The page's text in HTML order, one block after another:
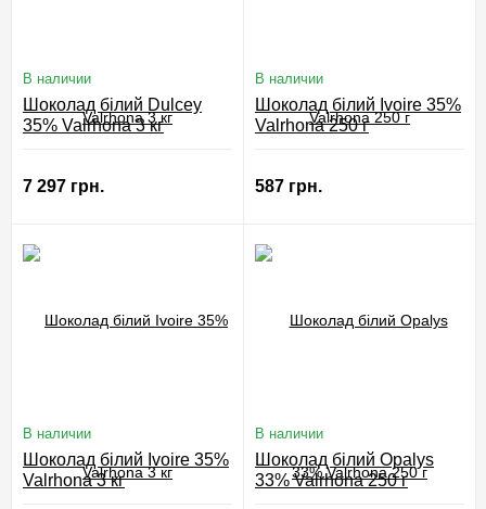
В наличии
Шоколад білий Dulcey
35% Valrhona 3 кг
7 297 грн.
В наличии
Шоколад білий Ivoire 35%
Valrhona 250 г
587 грн.
В наличии
Шоколад білий Ivoire 35%
Valrhona 3 кг
В наличии
Шоколад білий Opalys
33% Valrhona 250 г